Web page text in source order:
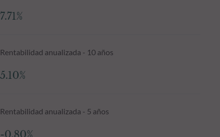
7.71%
Rentabilidad anualizada - 10 años
5.10%
Rentabilidad anualizada - 5 años